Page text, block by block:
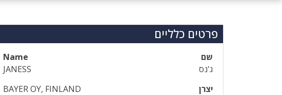
פרטים כלליים
שם
Name
ג'נס
JANESS
יצרן
BAYER OY, FINLAND